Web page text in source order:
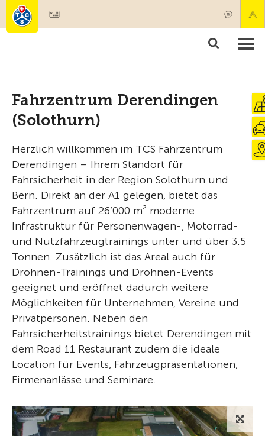
Mitgliedschaft & Leistungen
Fahrzentrum Derendingen
(Solothurn)
Herzlich willkommen im TCS Fahrzentrum
Derendingen – Ihrem Standort für
Fahrsicherheit in der Region Solothurn und
Bern. Direkt an der A1 gelegen, bietet das
Fahrzentrum auf 26’000 m² moderne
Infrastruktur für Personenwagen-, Motorrad-
und Nutzfahrzeugtrainings unter und über 3.5
Tonnen. Zusätzlich ist das Areal auch für
Drohnen-Trainings und Drohnen-Events
geeignet und eröffnet dadurch weitere
Möglichkeiten für Unternehmen, Vereine und
Privatpersonen. Neben den
Fahrsicherheitstrainings bietet Derendingen mit
dem Road 11 Restaurant zudem die ideale
Location für Events, Fahrzeugpräsentationen,
Firmenanlässe und Seminare.